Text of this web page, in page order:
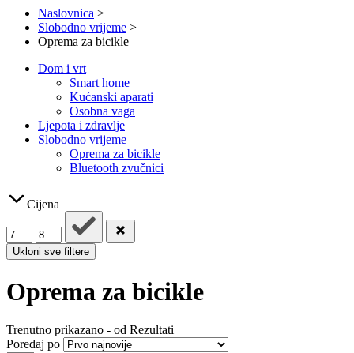
Naslovnica >
Slobodno vrijeme >
Oprema za bicikle
Dom i vrt
Smart home
Kućanski aparati
Osobna vaga
Ljepota i zdravlje
Slobodno vrijeme
Oprema za bicikle
Bluetooth zvučnici
Cijena
Ukloni sve filtere
Oprema za bicikle
Trenutno prikazano - od Rezultati
Poredaj po